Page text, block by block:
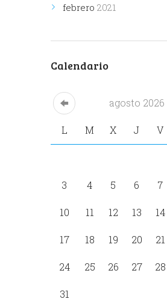
febrero 2021
Calendario
agosto 2026
L M X J V
3 4 5 6 7
10 11 12 13 14
17 18 19 20 21
24 25 26 27 28
31